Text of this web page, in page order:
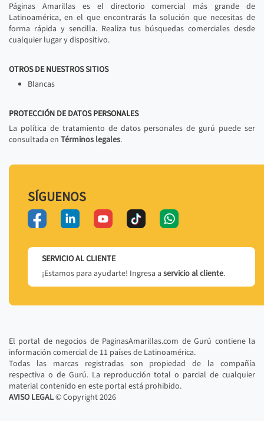
Páginas Amarillas es el directorio comercial más grande de
Latinoamérica, en el que encontrarás la solución que necesitas de
forma rápida y sencilla. Realiza tus búsquedas comerciales desde
cualquier lugar y dispositivo.
OTROS DE NUESTROS SITIOS
Blancas
PROTECCIÓN DE DATOS PERSONALES
La política de tratamiento de datos personales de gurú puede ser
consultada en Términos legales.
SÍGUENOS
SERVICIO AL CLIENTE
¡Estamos para ayudarte! Ingresa a servicio al cliente.
El portal de negocios de PaginasAmarillas.com de Gurú contiene la
información comercial de 11 países de Latinoamérica.
Todas las marcas registradas son propiedad de la compañía
respectiva o de Gurú. La reproducción total o parcial de cualquier
material contenido en este portal está prohibido.
AVISO LEGAL© Copyright2026